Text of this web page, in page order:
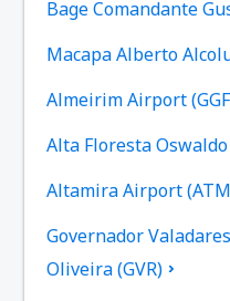
Bage Comandante
Macapa Alberto
Almeirim Airport
Alta Floresta
Altamira Airport
Governador
Oliveira (GVR)